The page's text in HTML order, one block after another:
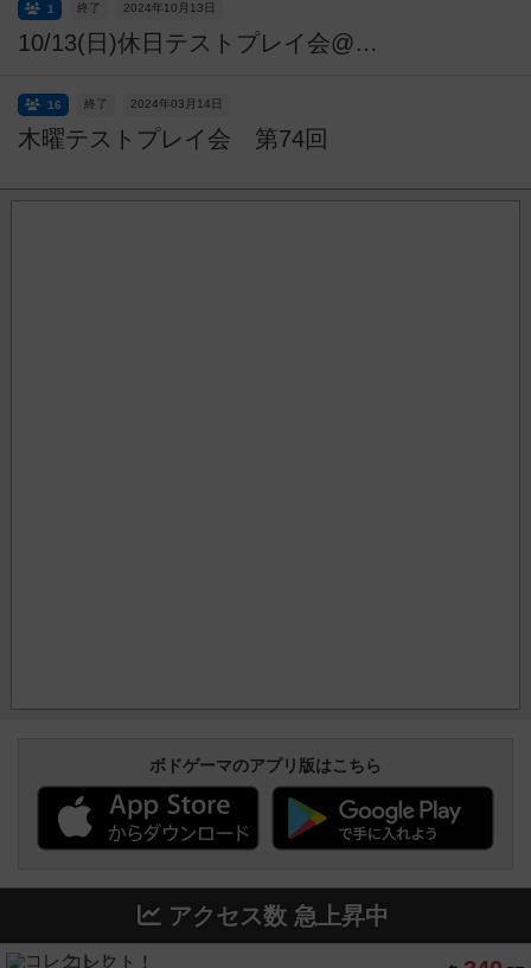
10/13(日)休日テストプレイ会@千葉駅
終了 2024年10月13日
1
木曜テストプレイ会 第74回
終了 2024年03月14日
16
ボドゲーマのアプリ版はこちら
アクセス数 急上昇中
コレクト！